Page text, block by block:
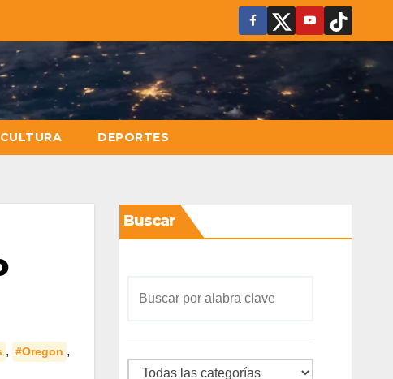
CULTURA DEPORTES
, #Oregon ,
Buscar